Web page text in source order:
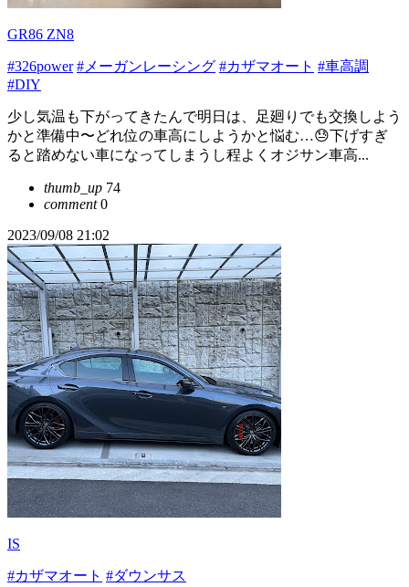
GR86 ZN8
#326power #メーガンレーシング #カザマオート #車高調
#DIY
少し気温も下がってきたんで明日は、足廻りでも交換しよう
かと準備中〜どれ位の車高にしようかと悩む…😓下げすぎ
ると踏めない車になってしまうし程よくオジサン車高...
thumb_up 74
comment0
2023/09/08 21:02
IS
#カザマオート #ダウンサス